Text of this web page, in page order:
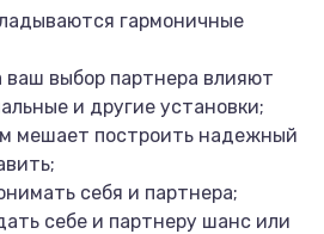
гармоничные
ваш выбор партнера влияют
и другие установки;
мешает построить надежный
себя и партнера;
себе и партнеру шанс или